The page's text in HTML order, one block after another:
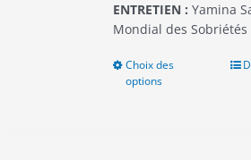
ENTRETIEN : Yamina
Mondial des Sobriétés
Choix des
options
Ce